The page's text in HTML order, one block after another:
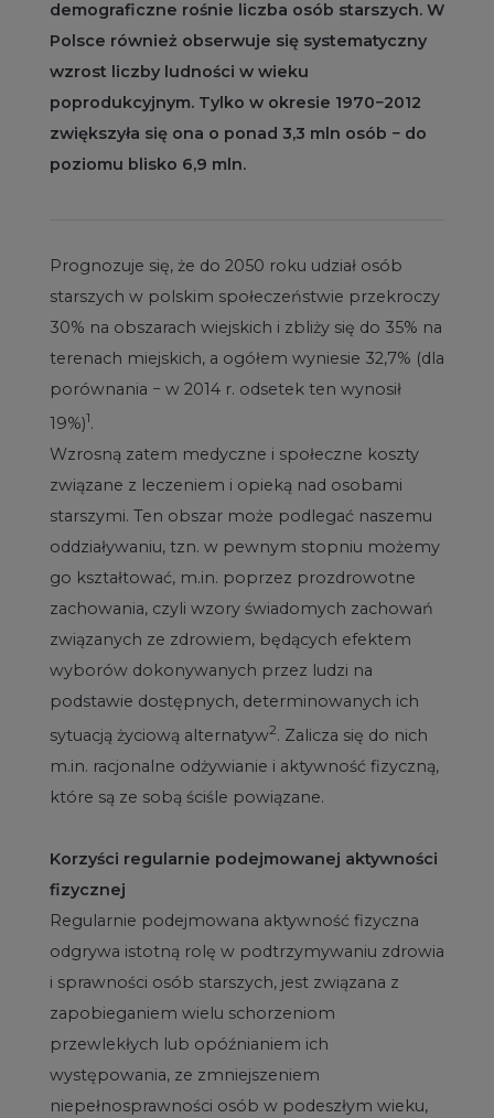
demograficzne rośnie liczba osób starszych. W
Polsce również obserwuje się systematyczny
wzrost liczby ludności w wieku
poprodukcyjnym. Tylko w okresie 1970−2012
zwiększyła się ona o ponad 3,3 mln osób − do
poziomu blisko 6,9 mln.
Prognozuje się, że do 2050 roku udział osób
starszych w polskim społeczeństwie przekroczy
30% na obszarach wiejskich i zbliży się do 35% na
terenach miejskich, a ogółem wyniesie 32,7% (dla
porównania − w 2014 r. odsetek ten wynosił
19%)1.
Wzrosną zatem medyczne i społeczne koszty
związane z leczeniem i opieką nad osobami
starszymi. Ten obszar może podlegać naszemu
oddziaływaniu, tzn. w pewnym stopniu możemy
go kształtować, m.in. poprzez prozdrowotne
zachowania, czyli wzory świadomych zachowań
związanych ze zdrowiem, będących efektem
wyborów dokonywanych przez ludzi na
podstawie dostępnych, determinowanych ich
sytuacją życiową alternatyw2. Zalicza się do nich
m.in. racjonalne odżywianie i aktywność fizyczną,
które są ze sobą ściśle powiązane.
Korzyści regularnie podejmowanej aktywności
fizycznej
Regularnie podejmowana aktywność fizyczna
odgrywa istotną rolę w podtrzymywaniu zdrowia
i sprawności osób starszych, jest związana z
zapobieganiem wielu schorzeniom
przewlekłych lub opóźnianiem ich
występowania, ze zmniejszeniem
niepełnosprawności osób w podeszłym wieku,